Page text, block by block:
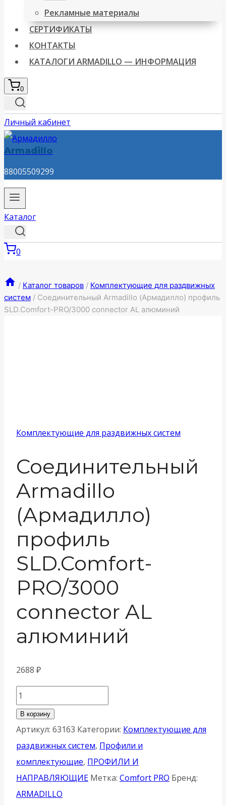
Рекламные материалы
СЕРТИФИКАТЫ
КОНТАКТЫ
КАТАЛОГИ ARMADILLO — ИНФОРМАЦИЯ
0
Личный кабинет
Armadillo
88005509299
Каталог
0
/ Каталог товаров / Комплектующие для раздвижных
систем / Соединительный Armadillo (Армадилло) профиль
SLD.Comfort-PRO/3000 connector AL алюминий
Комплектующие для раздвижных систем
Соединительный
Armadillo
(Армадилло)
профиль
SLD.Comfort-
PRO/3000
connector AL
алюминий
2688 ₽
Количество
товара
Соединительный
Armadillo
(Армадилло)
профиль
SLD.Comfort-
В корзину
Артикул: 63163 Категории: Комплектующие для
раздвижных систем, Профили и
комплектующие, ПРОФИЛИ И
НАПРАВЛЯЮЩИЕ Метка: Comfort PRO Бренд:
ARMADILLO